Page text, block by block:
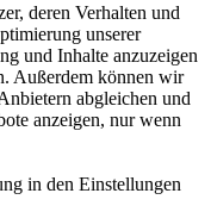
deren Verhalten und
unserer
und Inhalte anzuzeigen
Außerdem können wir
abgleichen und
anzeigen, nur wenn
in den Einstellungen